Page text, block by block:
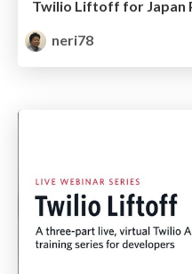
neri78